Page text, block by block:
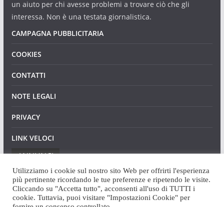
un aiuto per chi avesse problemi a trovare ciò che gli
interessa. Non è una testata giornalistica.
CAMPAGNA PUBBLICITARIA
COOKIES
CONTATTI
NOTE LEGALI
PRIVACY
LINK VELOCI
ANNUNCI
Utilizziamo i cookie sul nostro sito Web per offrirti l'esperienza
più pertinente ricordando le tue preferenze e ripetendo le visite.
Cliccando su "Accetta tutto", acconsenti all'uso di TUTTI i
cookie. Tuttavia, puoi visitare "Impostazioni Cookie" per